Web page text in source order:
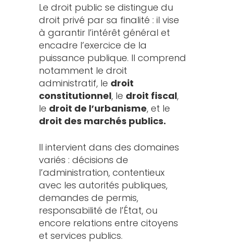
Le droit public se distingue du
droit privé par sa finalité : il vise
à garantir l’intérêt général et
encadre l’exercice de la
puissance publique. Il comprend
notamment le droit
administratif, le droit
constitutionnel, le droit fiscal,
le droit de l’urbanisme, et le
droit des marchés publics.
Il intervient dans des domaines
variés : décisions de
l’administration, contentieux
avec les autorités publiques,
demandes de permis,
responsabilité de l’État, ou
encore relations entre citoyens
et services publics.